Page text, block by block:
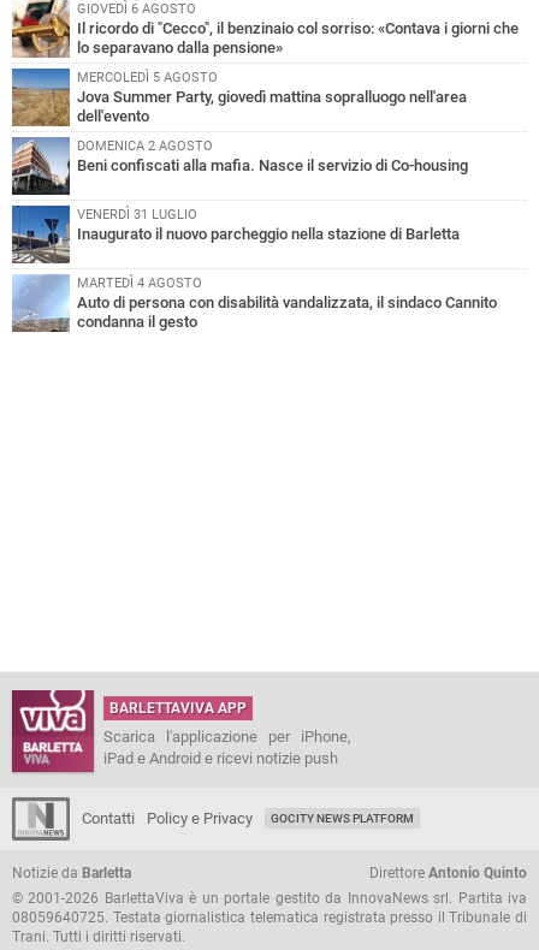
GIOVEDÌ 6 AGOSTO
Il ricordo di "Cecco", il benzinaio col sorriso: «Contava i giorni che
lo separavano dalla pensione»
MERCOLEDÌ 5 AGOSTO
Jova Summer Party, giovedì mattina sopralluogo nell'area
dell'evento
DOMENICA 2 AGOSTO
Beni confiscati alla mafia. Nasce il servizio di Co-housing
VENERDÌ 31 LUGLIO
Inaugurato il nuovo parcheggio nella stazione di Barletta
MARTEDÌ 4 AGOSTO
Auto di persona con disabilità vandalizzata, il sindaco Cannito
condanna il gesto
BARLETTAVIVA APP
Scarica l'applicazione per iPhone,
iPad e Android e ricevi notizie push
Contatti Policy e Privacy GOCITY NEWS PLATFORM
Notizie da Barletta Direttore Antonio Quinto
© 2001-2026 BarlettaViva è un portale gestito da InnovaNews srl. Partita iva
08059640725. Testata giornalistica telematica registrata presso il Tribunale di
Trani. Tutti i diritti riservati.